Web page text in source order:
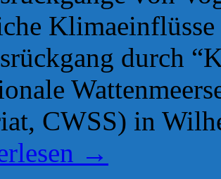
Klimaeinflüsse
durch
CWSS) in
→